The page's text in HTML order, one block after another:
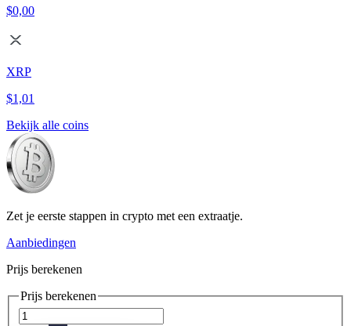
$0,00
XRP
$1,01
Bekijk alle coins
Zet je eerste stappen in crypto met een extraatje.
Aanbiedingen
Prijs berekenen
Prijs berekenen